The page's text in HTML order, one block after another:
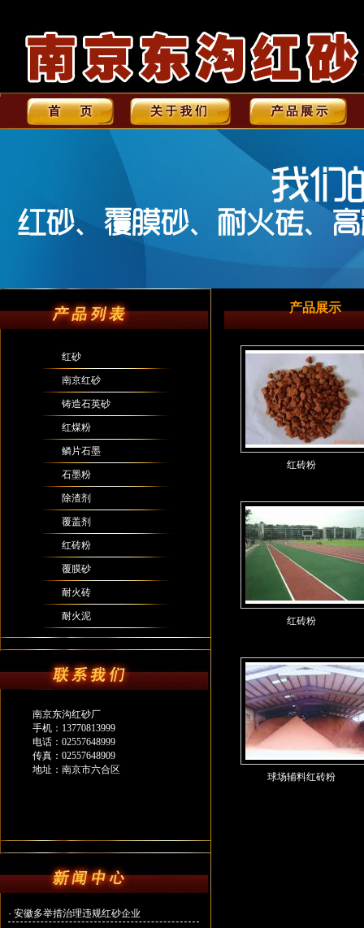
红砂
南京红砂
铸造石英砂
红煤粉
鳞片石墨
石墨粉
除渣剂
覆盖剂
红砖粉
覆膜砂
耐火砖
耐火泥
南京东沟红砂厂
手机：13770813999
电话：02557648999
传真：02557648909
地址：南京市六合区
· 安徽多举措治理违规红砂企业
产品展示
红砖粉
红砖粉
球场辅料红砖粉